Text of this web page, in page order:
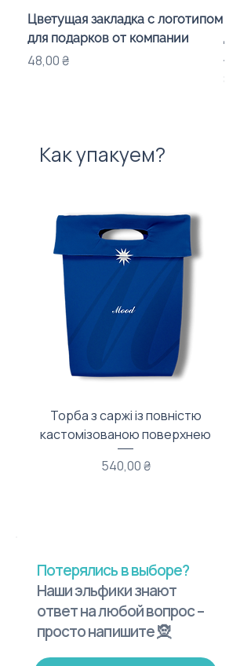
Цветущая закладка с логотипом
для подарков от компании
Цена
48,00 ₴
для
Цена
Как упакуем?
Торба з саржі із повністю
кастомізованою поверхнею
Цена
540,00 ₴
Потерялись в выборе?
Наши эльфики знают
ответ на любой вопрос –
просто напишите 🧝